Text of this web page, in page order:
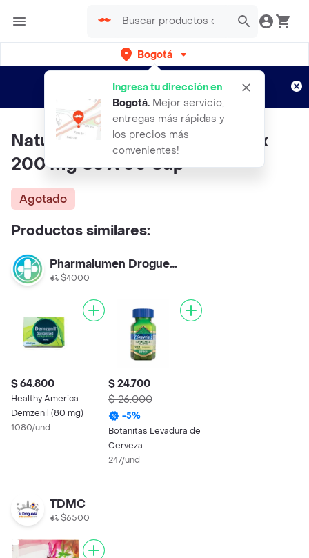
Bogotá
Ingresa tu dirección en
Bogotá. Mejor servicio,
entregas más rápidas y
los precios más
convenientes!
envíos gratis por semanas
Aplican TyC
Natural Freshly Pausia Complex
200 Mg Cs X 60 Cap
Agotado
Productos similares:
Pharmalumen Drogueria Castellana
$4000
$ 64.800
Healthy America
Demzenil (80 mg)
1080/und
$ 24.700
$ 26.000
-5%
Botanitas Levadura de
Cerveza
247/und
TDMC
$6500